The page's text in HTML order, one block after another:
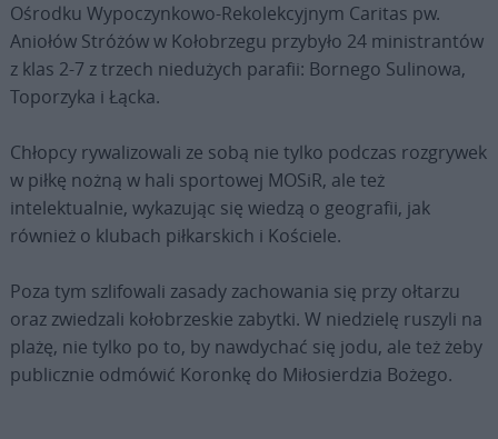
Ośrodku Wypoczynkowo-Rekolekcyjnym Caritas pw.
Aniołów Stróżów w Kołobrzegu przybyło 24 ministrantów
z klas 2-7 z trzech niedużych parafii: Bornego Sulinowa,
Toporzyka i Łącka.
Chłopcy rywalizowali ze sobą nie tylko podczas rozgrywek
w piłkę nożną w hali sportowej MOSiR, ale też
intelektualnie, wykazując się wiedzą o geografii, jak
również o klubach piłkarskich i Kościele.
Poza tym szlifowali zasady zachowania się przy ołtarzu
oraz zwiedzali kołobrzeskie zabytki. W niedzielę ruszyli na
plażę, nie tylko po to, by nawdychać się jodu, ale też żeby
publicznie odmówić Koronkę do Miłosierdzia Bożego.